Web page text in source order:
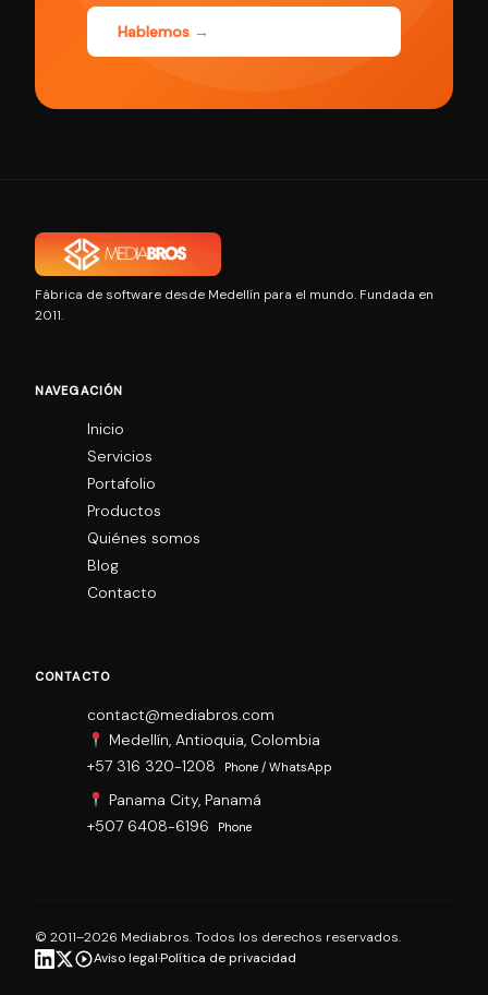
Hablemos →
Fábrica de software desde Medellín para el mundo. Fundada en
2011.
NAVEGACIÓN
Inicio
Servicios
Portafolio
Productos
Quiénes somos
Blog
Contacto
CONTACTO
contact@mediabros.com
Medellín, Antioquia, Colombia
+57 316 320-1208
Phone / WhatsApp
Panama City, Panamá
+507 6408-6196
Phone
© 2011–2026 Mediabros. Todos los derechos reservados.
Aviso legal·Política de privacidad